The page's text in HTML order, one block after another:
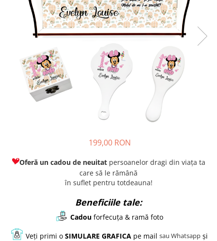
199,00 RON
Oferă un cadou de neuitatpersoanelor dragi din viața ta
care să le rămână
în suflet pentru totdeauna!
Beneficiile tale:
Cadou forfecuța & ramă foto
Veți primi o SIMULARE GRAFICApe mail sau Whatsappși